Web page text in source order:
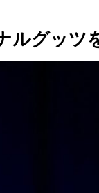
ルグッツ